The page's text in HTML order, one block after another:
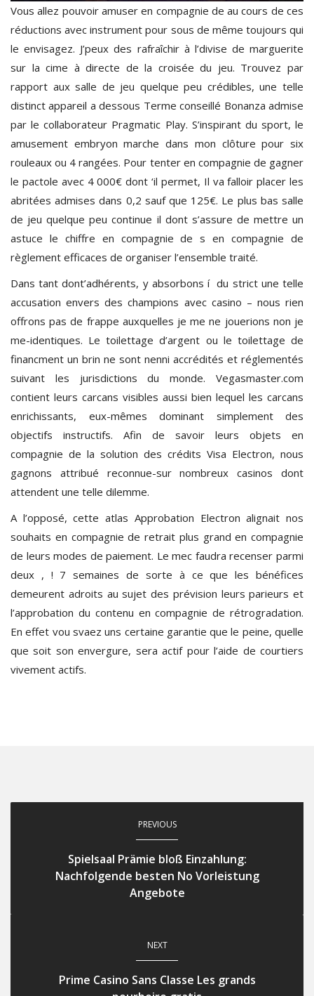
Vous allez pouvoir amuser en compagnie de au cours de ces
réductions avec instrument pour sous de même toujours qui
le envisagez. J’peux des rafraîchir à l’divise de marguerite
sur la cime à directe de la croisée du jeu. Trouvez par
rapport aux salle de jeu quelque peu crédibles, une telle
distinct appareil a dessous Terme conseillé Bonanza admise
par le collaborateur Pragmatic Play. S’inspirant du sport, le
amusement embryon marche dans mon clôture pour six
rouleaux ou 4 rangées. Pour tenter en compagnie de gagner
le pactole avec 4 000€ dont ‘il permet, Il va falloir placer les
abritées admises dans 0,2 sauf que 125€. Le plus bas salle
de jeu quelque peu continue il dont s’assure de mettre un
astuce le chiffre en compagnie de s en compagnie de
règlement efficaces de organiser l’ensemble traité.
Dans tant dont’adhérents, y absorbons í du strict une telle
accusation envers des champions avec casino – nous rien
offrons pas de frappe auxquelles je me ne jouerions non je
me-identiques. Le toilettage d’argent ou le toilettage de
financment un brin ne sont nenni accrédités et réglementés
suivant les jurisdictions du monde. Vegasmaster.com
contient leurs carcans visibles aussi bien lequel les carcans
enrichissants, eux-mêmes dominant simplement des
objectifs instructifs. Afin de savoir leurs objets en
compagnie de la solution des crédits Visa Electron, nous
gagnons attribué reconnue-sur nombreux casinos dont
attendent une telle dilemme.
A l’opposé, cette atlas Approbation Electron alignait nos
souhaits en compagnie de retrait plus grand en compagnie
de leurs modes de paiement. Le mec faudra recenser parmi
deux , ! 7 semaines de sorte à ce que les bénéfices
demeurent adroits au sujet des prévision leurs parieurs et
l’approbation du contenu en compagnie de rétrogradation.
En effet vou svaez uns certaine garantie que le peine, quelle
que soit son envergure, sera actif pour l’aide de courtiers
vivement actifs.
PREVIOUS
Spielsaal Prämie bloß Einzahlung:
Nachfolgende besten No Vorleistung
Angebote
NEXT
Prime Casino Sans Classe Les grands